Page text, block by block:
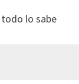
lo sabe